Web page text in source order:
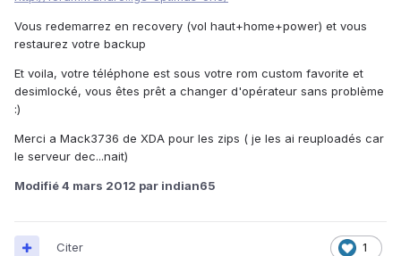
Vous redemarrez en recovery (vol haut+home+power) et vous
restaurez votre backup
Et voila, votre téléphone est sous votre rom custom favorite et
desimlocké, vous êtes prêt a changer d'opérateur sans problème
:)
Merci a Mack3736 de XDA pour les zips ( je les ai reuploadés car
le serveur dec...nait)
Modifié4 mars 2012 par indian65
1
Citer